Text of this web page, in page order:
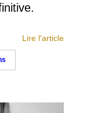
Lire l'article